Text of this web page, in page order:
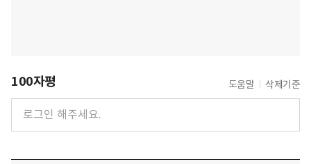
100자평 도움말 삭제기준